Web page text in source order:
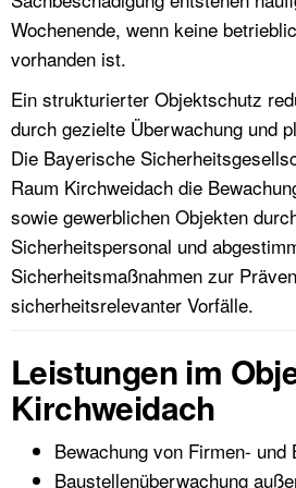
Wochenende, wenn keine
vorhanden ist.
Ein strukturierter Objektschutz
durch gezielte Überwachung und
Die Bayerische
Raum Kirchweidach die
sowie gewerblichen Objekten
Sicherheitspersonal und
Sicherheitsmaßnahmen zur
sicherheitsrelevanter Vorfälle.
Leistungen im
Kirchweidach
Bewachung von Firmen- und
Baustellenüberwachung